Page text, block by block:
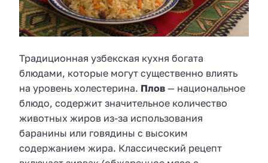
Традиционная узбекская кухня богата
блюдами, которые могут существенно влиять
на уровень холестерина. Плов — национальное
блюдо, содержит значительное количество
животных жиров из-за использования
баранины или говядины с высоким
содержанием жира. Классический рецепт